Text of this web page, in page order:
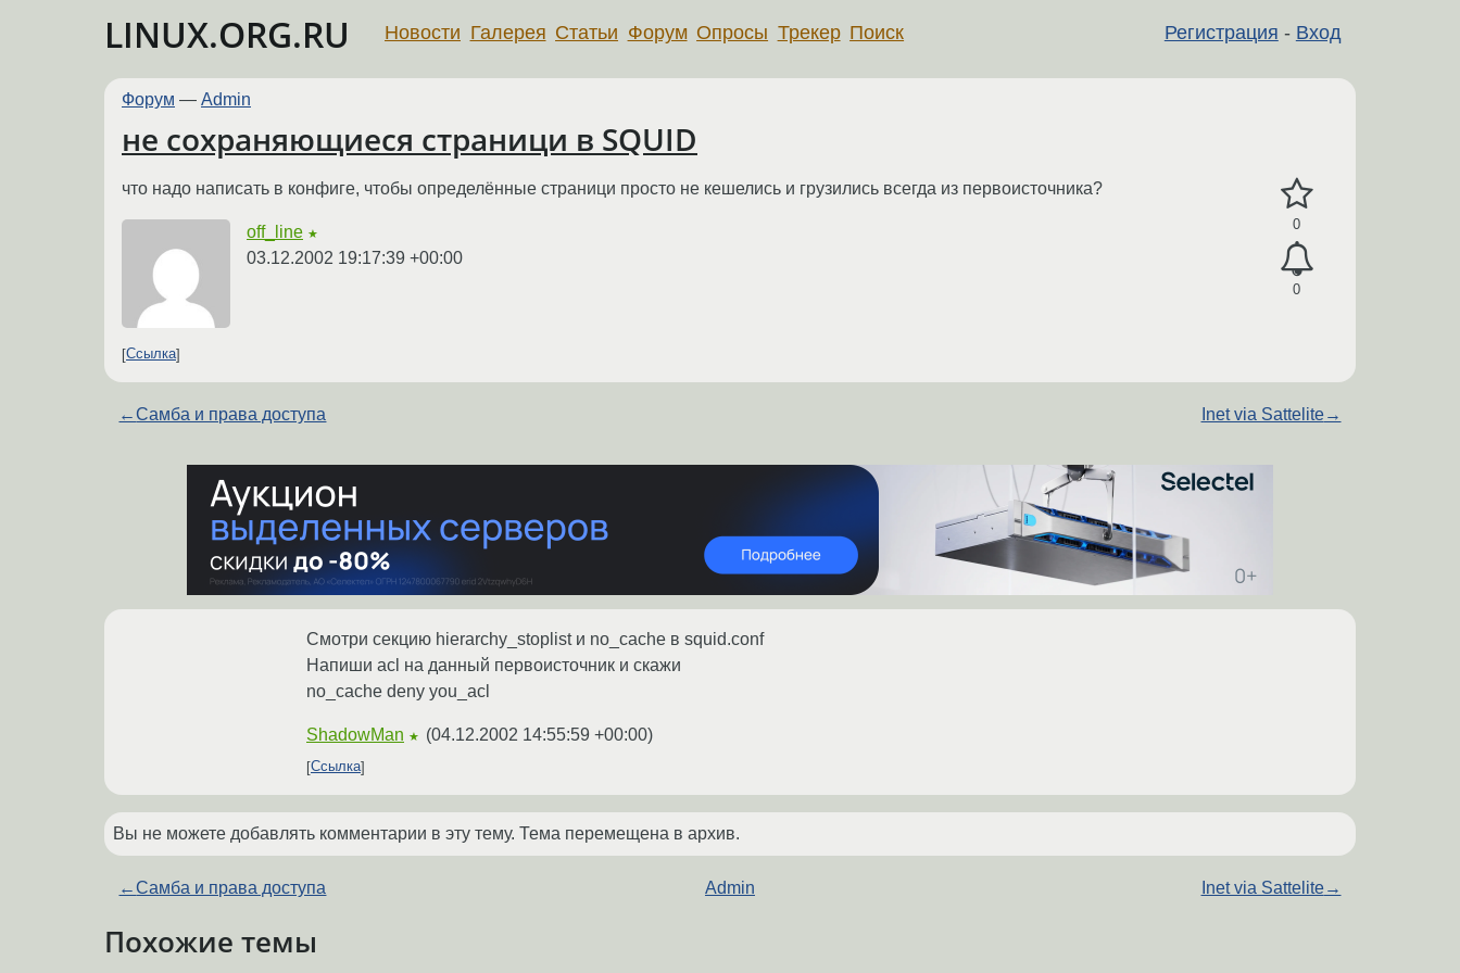
LINUX.ORG.RU Регистрация - Вход
Новости Галерея Статьи Форум Опросы Трекер Поиск
Форум — Admin
не сохраняющиеся страници в SQUID
0
0
что надо написать в конфиге, чтобы определённые страници просто не кешелись и грузились всегда из первоисточника?
off_line ★
03.12.2002 19:17:39 +00:00
Ссылка
←Самба и права доступа Inet via Sattelite→
Смотри секцию hierarchy_stoplist и no_cache в squid.conf
Напиши acl на данный первоисточник и скажи
no_cache deny you_acl
ShadowMan ★ (04.12.2002 14:55:59 +00:00)
Ссылка
Вы не можете добавлять комментарии в эту тему. Тема перемещена в архив.
←Самба и права доступа Admin Inet via Sattelite→
Похожие темы